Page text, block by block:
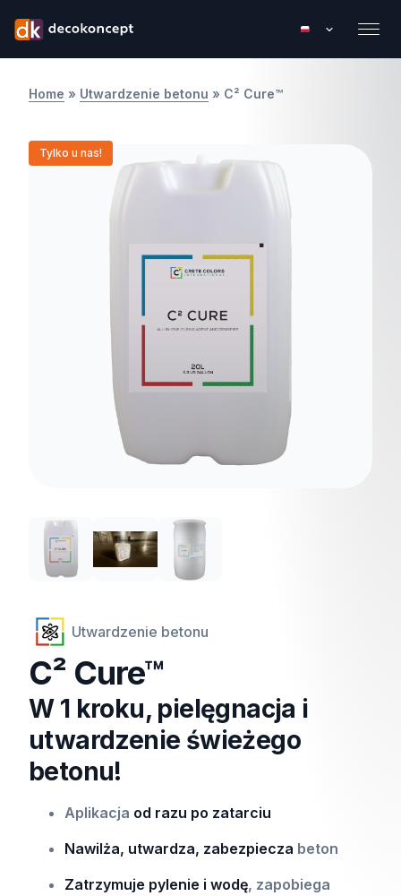
Home » Utwardzenie betonu » C² Cure™
Tylko u nas!
Utwardzenie betonu
C² Cure™
W 1 kroku, pielęgnacja i
utwardzenie świeżego
betonu!
Aplikacja od razu po zatarciu
Nawilża, utwardza, zabezpiecza beton
Zatrzymuje pylenie i wodę, zapobiega